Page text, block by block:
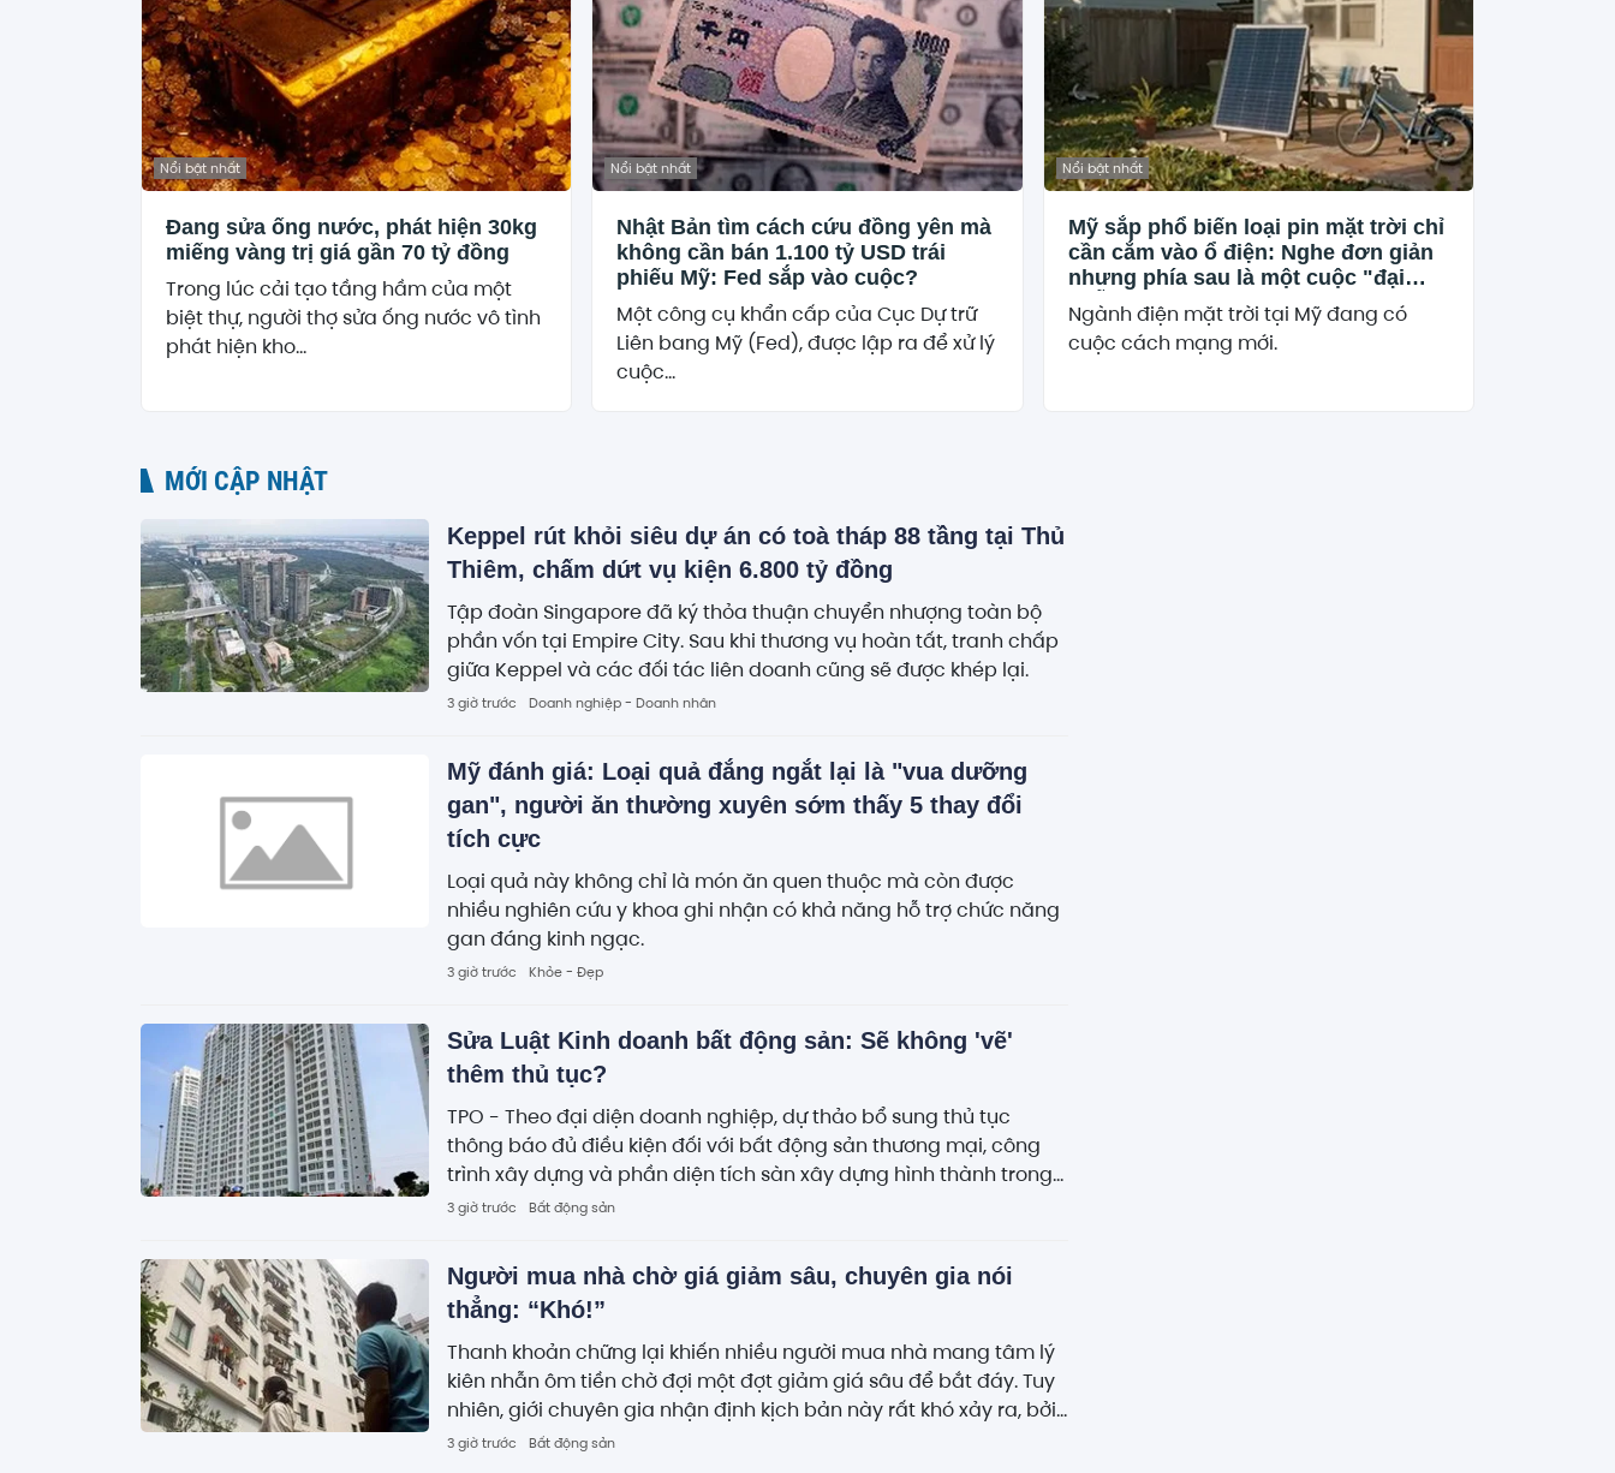
Nổi bật nhất
Đang sửa ống nước, phát hiện 30kg
miếng vàng trị giá gần 70 tỷ đồng
Trong lúc cải tạo tầng hầm của một
biệt thự, người thợ sửa ống nước vô tình
phát hiện kho...
Nổi bật nhất
Nhật Bản tìm cách cứu đồng yên mà
không cần bán 1.100 tỷ USD trái
phiếu Mỹ: Fed sắp vào cuộc?
Một công cụ khẩn cấp của Cục Dự trữ
Liên bang Mỹ (Fed), được lập ra để xử lý
cuộc...
Nổi bật nhất
Mỹ sắp phổ biến loại pin mặt trời chỉ
cần cắm vào ổ điện: Nghe đơn giản
nhưng phía sau là một cuộc "đại
phẫu" về tiêu chuẩn an toàn
Ngành điện mặt trời tại Mỹ đang có
cuộc cách mạng mới.
MỚI CẬP NHẬT
Keppel rút khỏi siêu dự án có toà tháp 88 tầng tại Thủ
Thiêm, chấm dứt vụ kiện 6.800 tỷ đồng
Tập đoàn Singapore đã ký thỏa thuận chuyển nhượng toàn bộ
phần vốn tại Empire City. Sau khi thương vụ hoàn tất, tranh chấp
giữa Keppel và các đối tác liên doanh cũng sẽ được khép lại.
3 giờ trước Doanh nghiệp - Doanh nhân
Mỹ đánh giá: Loại quả đắng ngắt lại là "vua dưỡng
gan", người ăn thường xuyên sớm thấy 5 thay đổi
tích cực
Loại quả này không chỉ là món ăn quen thuộc mà còn được
nhiều nghiên cứu y khoa ghi nhận có khả năng hỗ trợ chức năng
gan đáng kinh ngạc.
3 giờ trước Khỏe - Đẹp
Sửa Luật Kinh doanh bất động sản: Sẽ không 'vẽ'
thêm thủ tục?
TPO - Theo đại diện doanh nghiệp, dự thảo bổ sung thủ tục
thông báo đủ điều kiện đối với bất động sản thương mại, công
trình xây dựng và phần diện tích sàn xây dựng hình thành trong
tương lai. Doanh nghiệp cho rằng quy định này chưa từng tồn tại
trong quản lý, vì vậy kiến nghị bỏ để không làm tăng thêm thủ
tục.
3 giờ trước Bất động sản
Người mua nhà chờ giá giảm sâu, chuyên gia nói
thẳng: “Khó!”
Thanh khoản chững lại khiến nhiều người mua nhà mang tâm lý
kiên nhẫn ôm tiền chờ đợi một đợt giảm giá sâu để bắt đáy. Tuy
nhiên, giới chuyên gia nhận định kịch bản này rất khó xảy ra, bởi
hàng loạt chi phí đầu vào liên tục neo cao đang chặn đứng đà
3 giờ trước Bất động sản